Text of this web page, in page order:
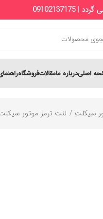
اصلیدرباره مامقالاتفروشگاه
سیکلت لنت ترمز موتور